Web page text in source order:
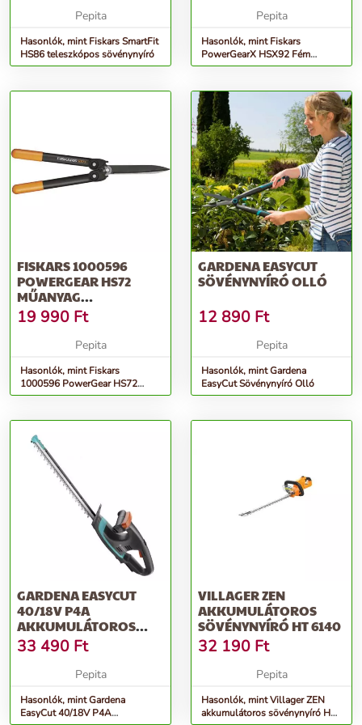
Pepita
Hasonlók, mint Fiskars SmartFit
HS86 teleszkópos sövénynyíró
Pepita
Hasonlók, mint Fiskars
PowerGearX HSX92 Fém
Fogaskerekes Sövénynyíró
FISKARS 1000596
POWERGEAR HS72
MŰANYAG
FOGASKEREKES
SÖVÉNYNYÍRÓ
19 990 Ft
Pepita
Hasonlók, mint Fiskars
1000596 PowerGear HS72
Műanyag fogaskerekes
GARDENA EASYCUT
SÖVÉNYNYÍRÓ OLLÓ
12 890 Ft
Pepita
Hasonlók, mint Gardena
EasyCut Sövénynyíró Olló
GARDENA EASYCUT
40/18V P4A
AKKUMULÁTOROS
SÖVÉNYNYÍRÓ OLLÓ
AKKUMUL...
33 490 Ft
Pepita
Hasonlók, mint Gardena
EasyCut 40/18V P4A
VILLAGER ZEN
AKKUMULÁTOROS
SÖVÉNYNYÍRÓ HT 6140
32 190 Ft
Pepita
Hasonlók, mint Villager ZEN
akkumulátoros sövénynyíró HT